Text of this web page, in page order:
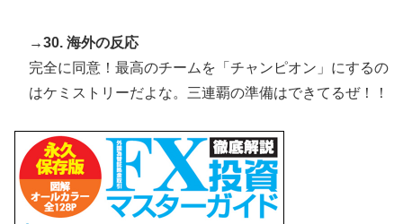
→30. 海外の反応
完全に同意！最高のチームを「チャンピオン」にするの
はケミストリーだよな。三連覇の準備はできてるぜ！！